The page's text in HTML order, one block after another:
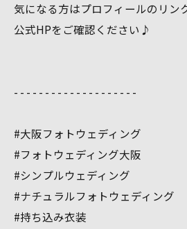
気になる方はプロフィールのリン
公式HPをご確認ください♪
- - - - - - - - - - - - - - - - - - - -
#大阪フォトウェディング
#フォトウェディング大阪
#シンプルウェディング
#ナチュラルフォトウェディング
#持ち込み衣装